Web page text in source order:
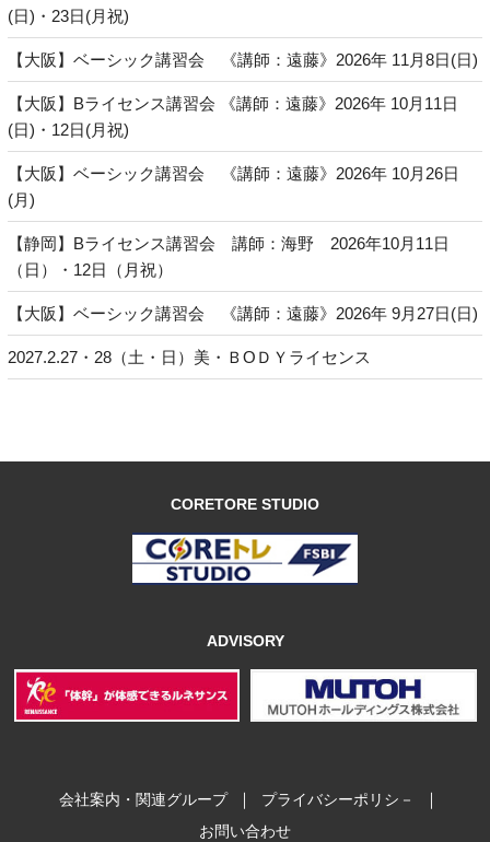
(日)・23日(月祝)
【大阪】ベーシック講習会 《講師：遠藤》2026年 11月8日(日)
【大阪】Bライセンス講習会 《講師：遠藤》2026年 10月11日
(日)・12日(月祝)
【大阪】ベーシック講習会 《講師：遠藤》2026年 10月26日
(月)
【静岡】Bライセンス講習会 講師：海野 2026年10月11日
（日）・12日（月祝）
【大阪】ベーシック講習会 《講師：遠藤》2026年 9月27日(日)
2027.2.27・28（土・日）美・ＢОＤＹライセンス
CORETORE STUDIO
ADVISORY
会社案内・関連グループ ｜ プライバシーポリシ－ ｜
お問い合わせ